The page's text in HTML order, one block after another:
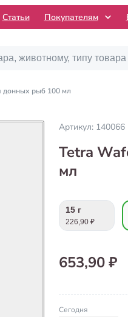
Статьи Покупателям
донных рыб 100 мл
Артикул: 140066
Tetra
мл
15 г
226,90 ₽
653,90 ₽
Сегодня